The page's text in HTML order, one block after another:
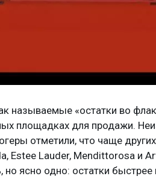
называемые «остатки во
площадках для продажи.
отметили, что чаще других
Estee Lauder, Mendittorosa и
ясно одно: остатки быстрее